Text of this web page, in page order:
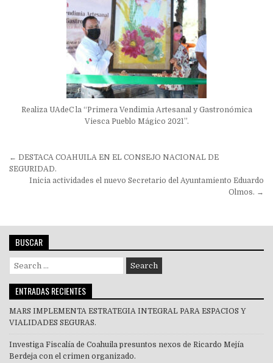
Realiza UAdeC la “Primera Vendimia Artesanal y Gastronómica
Viesca Pueblo Mágico 2021”.
Navegación
de
entradas
← DESTACA COAHUILA EN EL CONSEJO NACIONAL DE
SEGURIDAD.
Inicia actividades el nuevo Secretario del Ayuntamiento Eduardo
Olmos. →
BUSCAR
Search
for:
ENTRADAS RECIENTES
MARS IMPLEMENTA ESTRATEGIA INTEGRAL PARA ESPACIOS Y
VIALIDADES SEGURAS.
Investiga Fiscalía de Coahuila presuntos nexos de Ricardo Mejía
Berdeja con el crimen organizado.